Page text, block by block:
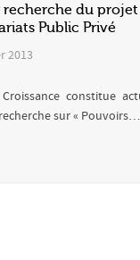
recherche du projet
Public Privé
2013
constitue
sur « Pouvoirs…